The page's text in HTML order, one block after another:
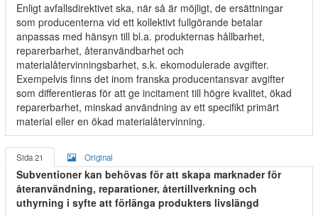
Enligt avfallsdirektivet ska, när så är möjligt, de ersättningar
som producenterna vid ett kollektivt fullgörande betalar
anpassas med hänsyn till bl.a. produkternas hållbarhet,
reparerbarhet, återanvändbarhet och
materialåtervinningsbarhet, s.k. ekomodulerade avgifter.
Exempelvis finns det inom franska producentansvar avgifter
som differentieras för att ge incitament till högre kvalitet, ökad
reparerbarhet, minskad användning av ett specifikt primärt
material eller en ökad materialåtervinning.
Sida 21 Original
Subventioner kan behövas för att skapa marknader för
återanvändning, reparationer, återtillverkning och
uthyrning i syfte att förlänga produkters livslängd